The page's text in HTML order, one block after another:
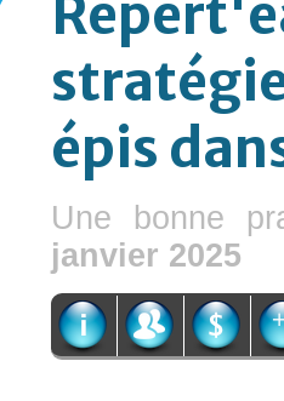
épis
Une bonne
janvier 2025